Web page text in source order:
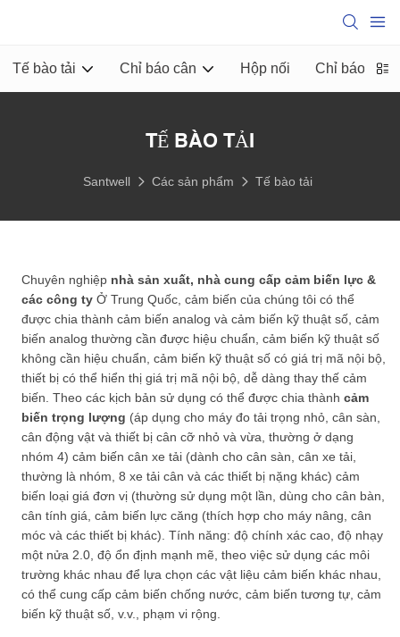
Tế bào tải Chỉ báo cân Hộp nối Chỉ báo
TẾ BÀO TẢI
Santwell Các sản phẩm Tế bào tải
Chuyên nghiệp nhà sản xuất, nhà cung cấp cảm biến lực &
các công ty Ở Trung Quốc, cảm biến của chúng tôi có thể
được chia thành cảm biến analog và cảm biến kỹ thuật số, cảm
biến analog thường cần được hiệu chuẩn, cảm biến kỹ thuật số
không cần hiệu chuẩn, cảm biến kỹ thuật số có giá trị mã nội bộ,
thiết bị có thể hiển thị giá trị mã nội bộ, dễ dàng thay thế cảm
biến. Theo các kịch bản sử dụng có thể được chia thành cảm
biến trọng lượng (áp dụng cho máy đo tải trọng nhỏ, cân sàn,
cân động vật và thiết bị cân cỡ nhỏ và vừa, thường ở dạng
nhóm 4) cảm biến cân xe tải (dành cho cân sàn, cân xe tải,
thường là nhóm, 8 xe tải cân và các thiết bị nặng khác) cảm
biến loại giá đơn vị (thường sử dụng một lần, dùng cho cân bàn,
cân tính giá, cảm biến lực căng (thích hợp cho máy nâng, cân
móc và các thiết bị khác). Tính năng: độ chính xác cao, độ nhạy
một nửa 2.0, độ ổn định mạnh mẽ, theo việc sử dụng các môi
trường khác nhau để lựa chọn các vật liệu cảm biến khác nhau,
có thể cung cấp cảm biến chống nước, cảm biến tương tự, cảm
biến kỹ thuật số, v.v., phạm vi rộng.